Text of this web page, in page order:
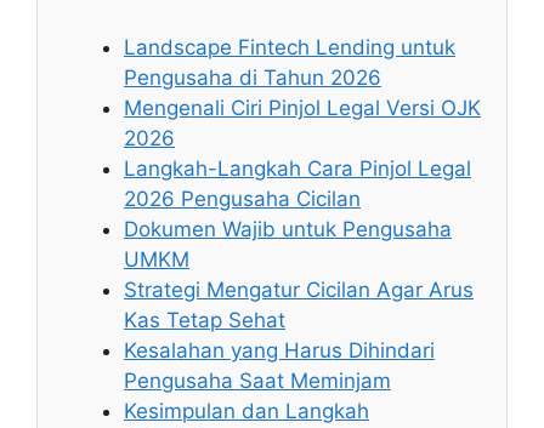
Landscape Fintech Lending untuk
Pengusaha di Tahun 2026
Mengenali Ciri Pinjol Legal Versi OJK
2026
Langkah-Langkah Cara Pinjol Legal
2026 Pengusaha Cicilan
Dokumen Wajib untuk Pengusaha
UMKM
Strategi Mengatur Cicilan Agar Arus
Kas Tetap Sehat
Kesalahan yang Harus Dihindari
Pengusaha Saat Meminjam
Kesimpulan dan Langkah